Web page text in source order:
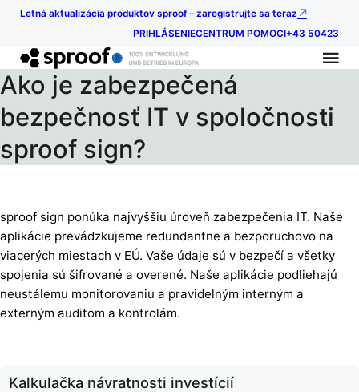
Letná aktualizácia produktov sproof – zaregistrujte sa teraz
PRIHLÁSENIECENTRUM POMOCI+43 50423
Ako je zabezpečená
bezpečnosť IT v spoločnosti
sproof sign?
sproof sign ponúka najvyššiu úroveň zabezpečenia IT. Naše
aplikácie prevádzkujeme redundantne a bezporuchovo na
viacerých miestach v EÚ. Vaše údaje sú v bezpečí a všetky
spojenia sú šifrované a overené. Naše aplikácie podliehajú
neustálemu monitorovaniu a pravidelným interným a
externým auditom a kontrolám.
Kalkulačka návratnosti investícií